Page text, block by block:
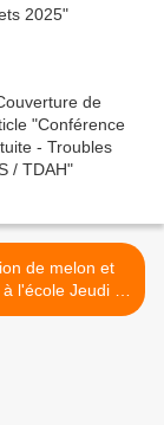
de melon et
l'école Jeudi 9
Juin >